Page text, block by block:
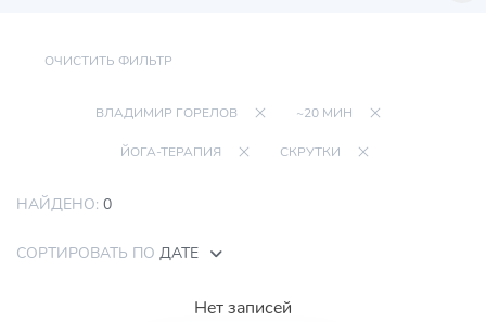
ОЧИСТИТЬ ФИЛЬТР
ВЛАДИМИР ГОРЕЛОВ ~20 МИН
ЙОГА-ТЕРАПИЯ СКРУТКИ
НАЙДЕНО: 0
СОРТИРОВАТЬ ПО ДАТЕ
Нет записей